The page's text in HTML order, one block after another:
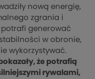
nową energię,
zgrania i
potrafi generować
w obronie,
wykorzystywać.
że potrafią
rywalami,